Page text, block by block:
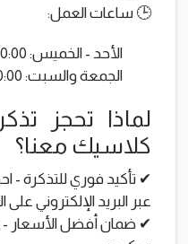
🕒 ساعات العمل:
الأحد - الخميس: 10:00 صباحًا - 11:00 مساءً
الجمعة والسبت: 10:00 صباحًا – منتصف الليل
لماذا تحجز
كلاسيك معنا؟
✔ تأكيد فوري للتذكرة -
عبر البريد الإلكتروني على
✔ ضمان أفضل الأسعار -